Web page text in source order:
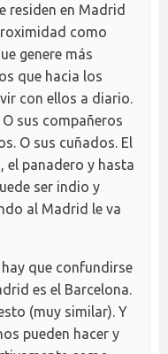
residen en Madrid
como
genere más
que hacia los
con ellos a diario.
sus compañeros
O sus cuñados. El
el panadero y hasta
ser indio y
al Madrid le va
que confundirse
es el Barcelona.
(muy similar). Y
pueden hacer y